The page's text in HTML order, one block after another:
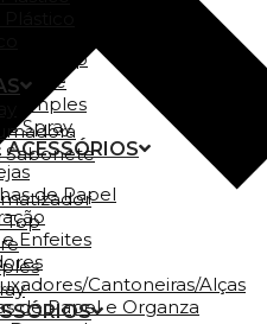
Aromatizador
Flip Top
Lacre
Simples
Spray
ACESSÓRIOS
de Papel
Enfeites
Cantoneiras/Alças
de Papel e Organza
Sabonete
Top